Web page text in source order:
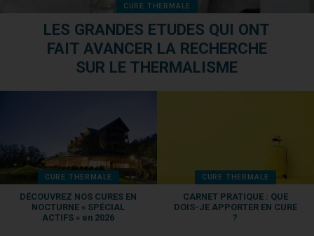
CURE THERMALE
LES GRANDES ETUDES QUI ONT
FAIT AVANCER LA RECHERCHE
SUR LE THERMALISME
CURE THERMALE
DÉCOUVREZ NOS CURES EN
NOCTURNE « SPÉCIAL
ACTIFS » en 2026
CURE THERMALE
CARNET PRATIQUE : QUE
DOIS-JE APPORTER EN CURE
?